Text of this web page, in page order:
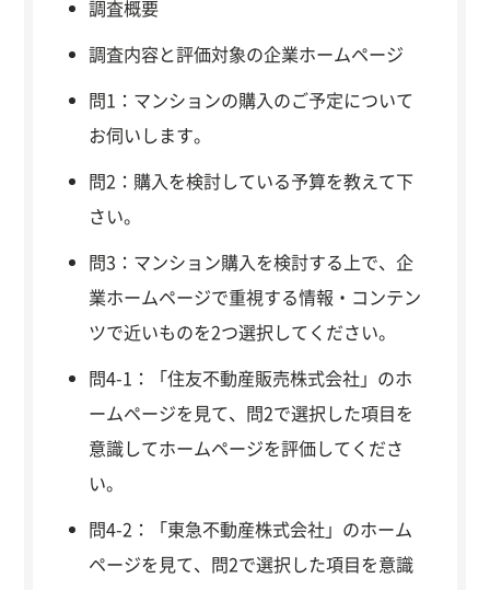
調査概要
調査内容と評価対象の企業ホームページ
問1：マンションの購入のご予定について
お伺いします。
問2：購入を検討している予算を教えて下
さい。
問3：マンション購入を検討する上で、企
業ホームページで重視する情報・コンテン
ツで近いものを2つ選択してください。
問4-1：「住友不動産販売株式会社」のホ
ームページを見て、問2で選択した項目を
意識してホームページを評価してくださ
い。
問4-2：「東急不動産株式会社」のホーム
ページを見て、問2で選択した項目を意識